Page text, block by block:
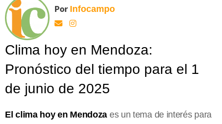
Por Infocampo
Clima hoy en Mendoza:
Pronóstico del tiempo para el 1
de junio de 2025
El clima hoy en Mendoza es un tema de interés para